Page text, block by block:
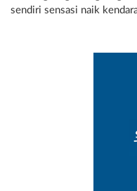
sendiri sensasi naik